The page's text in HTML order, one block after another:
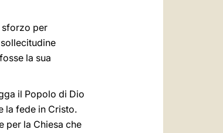
sforzo per
la sua
il Popolo di Dio
la fede in Cristo.
per la Chiesa che